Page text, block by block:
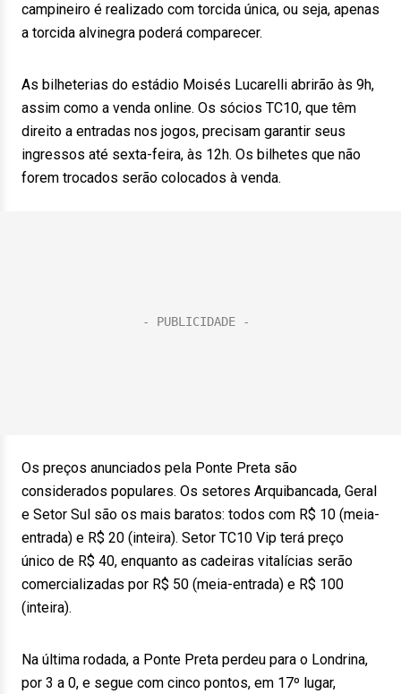
campineiro é realizado com torcida única, ou seja, apenas
a torcida alvinegra poderá comparecer.
As bilheterias do estádio Moisés Lucarelli abrirão às 9h,
assim como a venda online. Os sócios TC10, que têm
direito a entradas nos jogos, precisam garantir seus
ingressos até sexta-feira, às 12h. Os bilhetes que não
forem trocados serão colocados à venda.
Os preços anunciados pela Ponte Preta são
considerados populares. Os setores Arquibancada, Geral
e Setor Sul são os mais baratos: todos com R$ 10 (meia-
entrada) e R$ 20 (inteira). Setor TC10 Vip terá preço
único de R$ 40, enquanto as cadeiras vitalícias serão
comercializadas por R$ 50 (meia-entrada) e R$ 100
(inteira).
Na última rodada, a Ponte Preta perdeu para o Londrina,
por 3 a 0, e segue com cinco pontos, em 17º lugar,